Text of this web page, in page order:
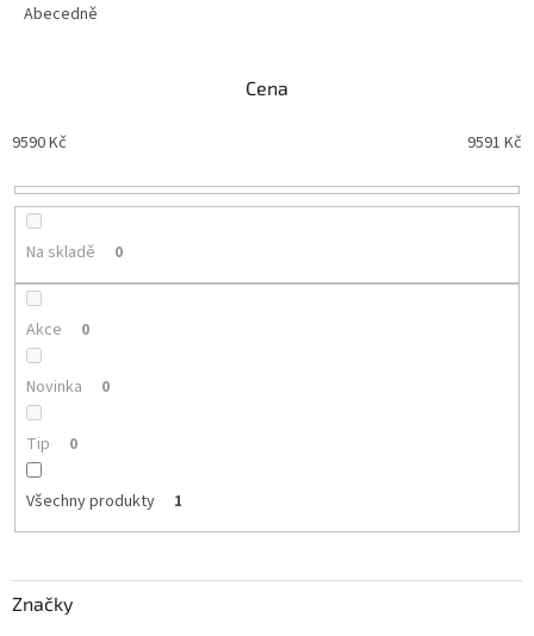
o
u
ů
Abecedně
Cena
9590Kč 9591 Kč
Na skladě 0
Akce 0
Novinka 0
Tip 0
Všechny produkty 1
Značky